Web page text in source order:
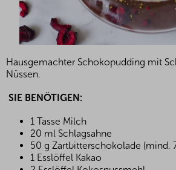
Hausgemachter Schokopudding mit
Nüssen.
SIE BENÖTIGEN:
1 Tasse Milch
20 ml Schlagsahne
50 g Zartbitterschokolade (mind.
1 Esslöffel Kakao